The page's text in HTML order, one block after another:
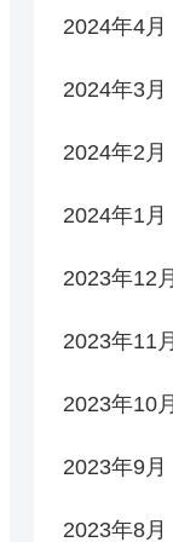
2024年4月
2024年3月
2024年2月
2024年1月
2023年12月
2023年11月
2023年10月
2023年9月
2023年8月